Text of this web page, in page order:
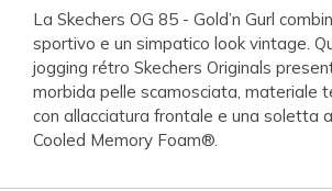
La Skechers OG 85 - Gold’n Gurl
sportivo e un simpatico look vintage.
jogging rétro Skechers Originals
morbida pelle scamosciata, materiale
con allacciatura frontale e una soletta
Cooled Memory Foam®.